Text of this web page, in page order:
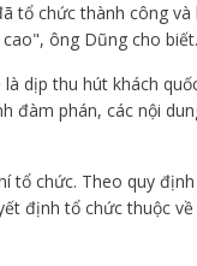
tổ chức thành công và
ông Dũng cho biết.
dịp thu hút khách
đàm phán, các nội
tổ chức. Theo quy
định tổ chức thuộc